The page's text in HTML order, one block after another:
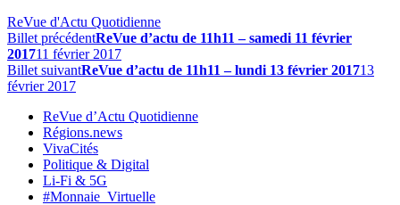
ReVue d'Actu Quotidienne
Billet précédentReVue d’actu de 11h11 – samedi 11 février
201711 février 2017
Billet suivantReVue d’actu de 11h11 – lundi 13 février 201713
février 2017
ReVue d’Actu Quotidienne
Régions.news
VivaCités
Politique & Digital
Li-Fi & 5G
#Monnaie_Virtuelle